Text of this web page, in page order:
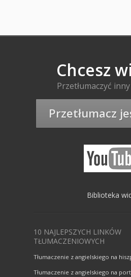
Chcesz
Przetłumaczyć
Przetłumacz
Biblioteka
10 NAJLEPSZYCH LINKÓW
TŁUMACZENIOWYCH
Tłumaczenie z angielskiego na
Tłumaczenie z angielskiego na